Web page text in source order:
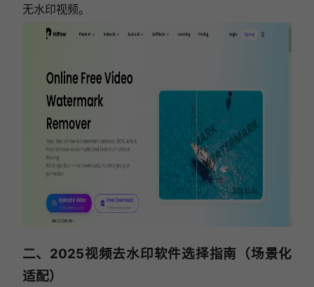
无水印视频。
二、2025视频去水印软件选择指南（场景化
适配）